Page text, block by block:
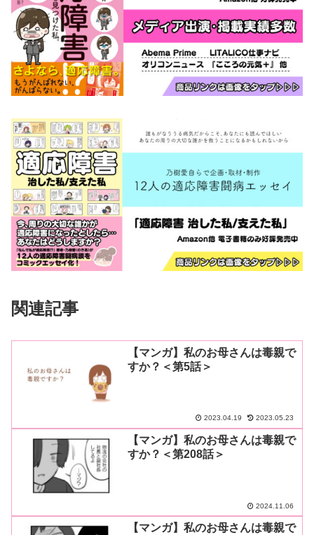
関連記事
【マンガ】私のお母さんは毒親で
すか？＜第5話＞
2023.04.19 2023.05.23
【マンガ】私のお母さんは毒親で
すか？＜第208話＞
2024.11.06
【マンガ】私のお母さんは毒親で